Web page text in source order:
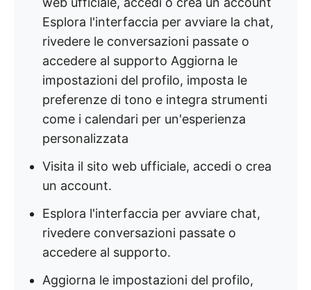
Esplora l'interfaccia per avviare la chat,
rivedere le conversazioni passate o
accedere al supporto Aggiorna le
impostazioni del profilo, imposta le
preferenze di tono e integra strumenti
come i calendari per un'esperienza
personalizzata
Visita il sito web ufficiale, accedi o crea
un account.
Esplora l'interfaccia per avviare chat,
rivedere conversazioni passate o
accedere al supporto.
Aggiorna le impostazioni del profilo,